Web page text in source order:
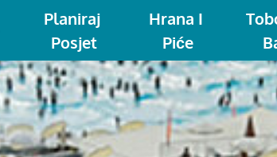
Planiraj
Posjet
Hrana I
Piće